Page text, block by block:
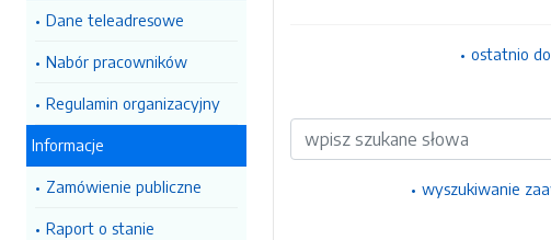
Dane teleadresowe
Nabór pracowników
Regulamin organizacyjny
Informacje
Zamówienie publiczne
Raport o stanie
ostatnio
Wyszukiwarka
wyszukiwanie